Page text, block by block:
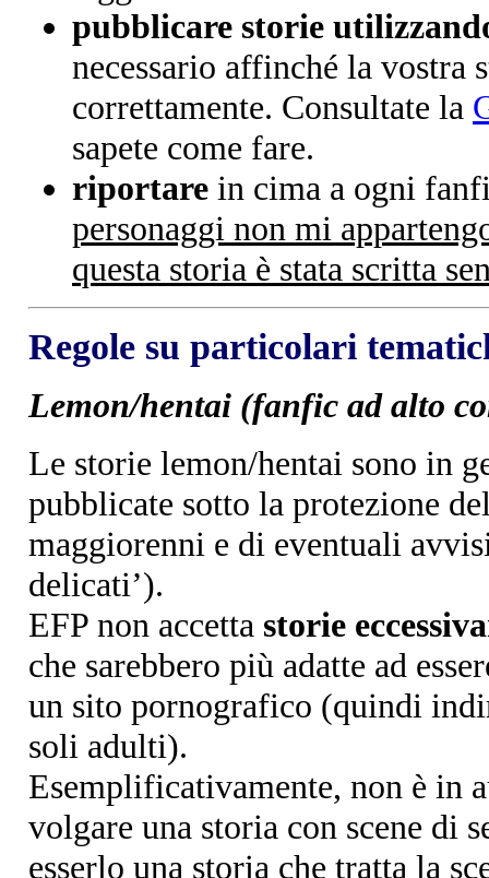
pubblicare storie
necessario affinché la vostra
correttamente. Consultate la
sapete come fare.
riportare in cima a ogni
personaggi non mi
questa storia è stata scritta
Regole su particolari
Lemon/hentai (fanfic ad alto
Le storie lemon/hentai sono in
pubblicate sotto la protezione
maggiorenni e di eventuali
delicati’).
EFP non accetta storie
che sarebbero più adatte ad
un sito pornografico (quindi
soli adulti).
Esemplificativamente, non è in
volgare una storia con scene di
esserlo una storia che tratta la